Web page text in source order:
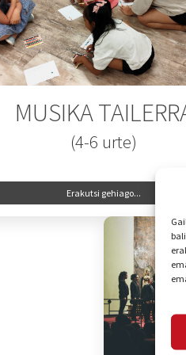
MUSIKA
(4-6 urte)
Erakutsi gehiago...